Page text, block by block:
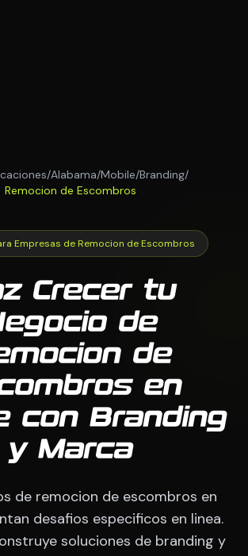
/Alabama/Mobile/Branding/
Remocion de Escombros
Empresas de Remocion de Escombros
Crecer tu
de
de
en
con Branding
y Marca
de remocion de escombros en
desafios especificos en linea.
soluciones de branding y